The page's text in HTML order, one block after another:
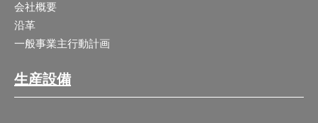
会社概要
沿革
一般事業主行動計画
生産設備